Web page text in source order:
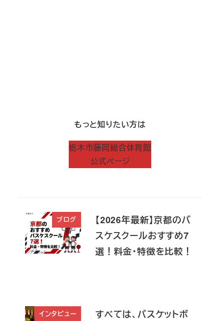
もっと知りたい方は
栃木市藤岡総合体育館
公式ページ
ブログ
【2026年最新】京都のバ
スケスクールおすすめ7
選！料金・特徴を比較！
インタビュー
すべては、バスケットボ